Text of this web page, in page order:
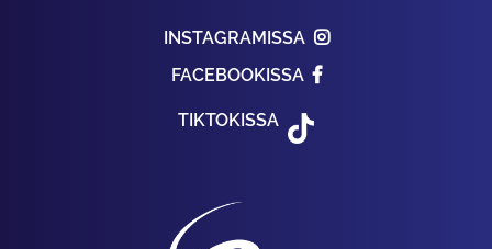
INSTAGRAMISSA
FACEBOOKISSA
TIKTOKISSA